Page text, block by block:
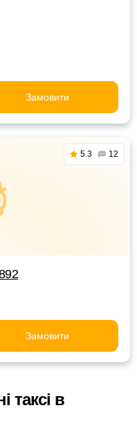
Замовити
5.3 12
Замовити
таксі в